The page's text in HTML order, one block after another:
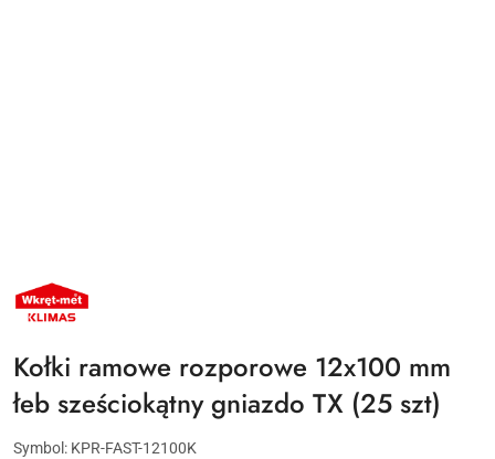
NAZWA
PRODUCENTA:
KLIMAS
Kołki ramowe rozporowe 12x100 mm
łeb sześciokątny gniazdo TX (25 szt)
Symbol: KPR-FAST-12100K